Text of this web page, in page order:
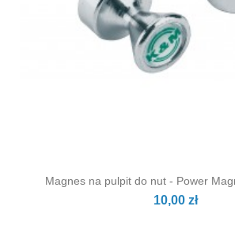
Magnes na pulpit do nut - Power
10,00 zł